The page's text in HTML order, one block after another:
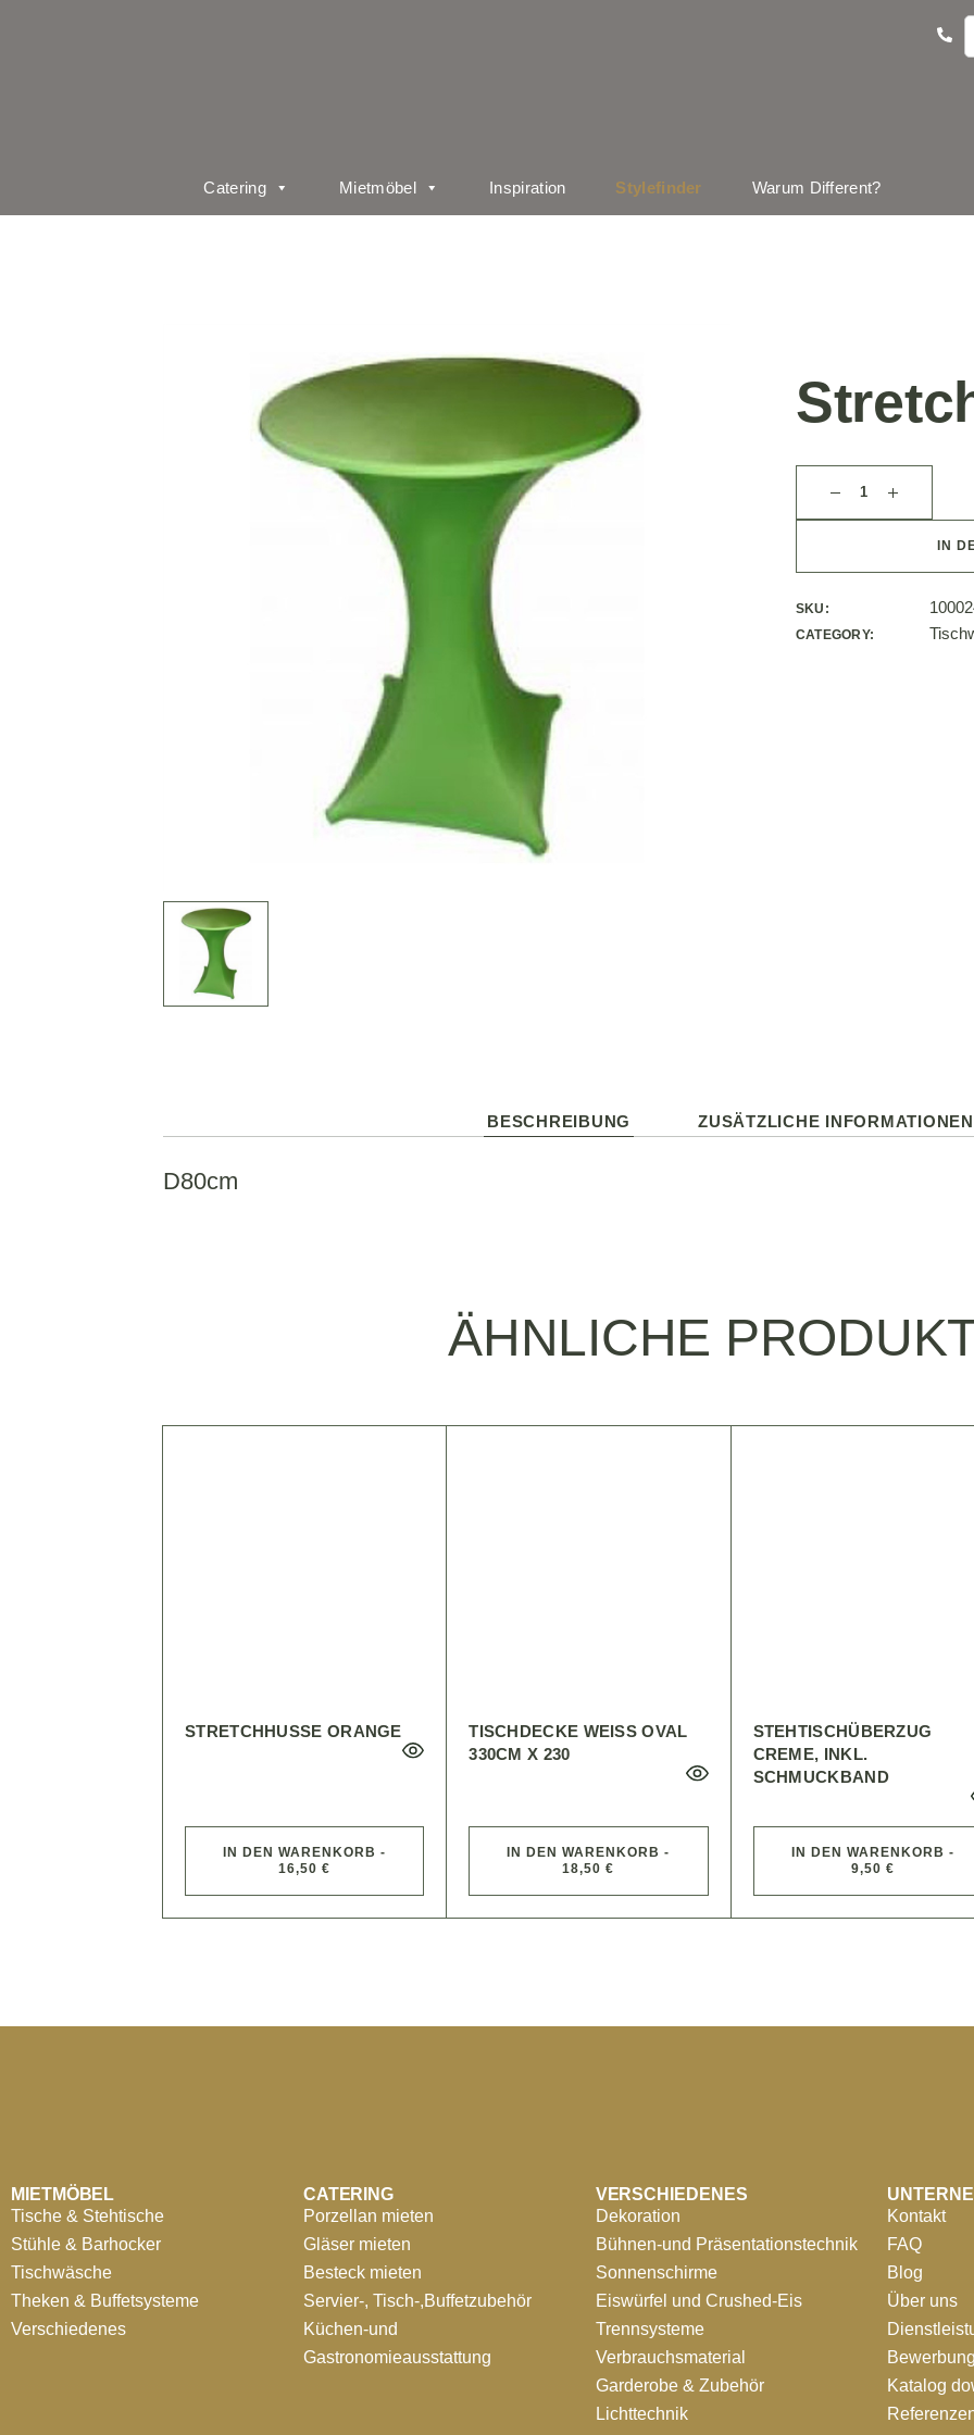
Catering Mietmöbel Inspiration Stylefinder Warum Different?
IN
SKU:
CATEGORY:
BESCHREIBUNG ZUSÄTZLICHE INFORMATIONEN
D80cm
ÄHNLICHE
STRETCHHUSSE ORANGE
IN DEN WARENKORB -
16,50 €
TISCHDECKE WEISS OVAL 3
30CM X 230
IN DEN WARENKORB -
18,50 €
STEHTISCHÜBERZUG
CREME, INKL.
SCHMUCKBAND
IN DEN WARENKORB -
9,50 €
MIETMÖBEL
Tische & Stehtische
Stühle & Barhocker
Tischwäsche
Theken & Buffetsysteme
Verschiedenes
CATERING
Porzellan mieten
Gläser mieten
Besteck mieten
Servier-, Tisch-,Buffetzubehör
Küchen-und
Gastronomieausstattung
VERSCHIEDENES
Dekoration
Bühnen-und Präsentationstechnik
Sonnenschirme
Eiswürfel und Crushed-Eis
Trennsysteme
Verbrauchsmaterial
Garderobe & Zubehör
Lichttechnik
Kontakt
FAQ
Blog
Über uns
Katalog